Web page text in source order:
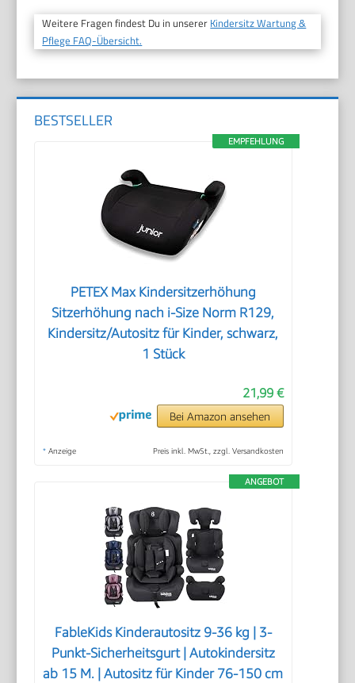
Weitere Fragen findest Du in unserer Kindersitz Wartung &
Pflege FAQ-Übersicht.
BESTSELLER
EMPFEHLUNG
PETEX Max Kindersitzerhöhung
Sitzerhöhung nach i-Size Norm R129,
Kindersitz/Autositz für Kinder, schwarz,
1 Stück
21,99 €
Bei Amazon ansehen
* Anzeige Preis inkl. MwSt., zzgl. Versandkosten
ANGEBOT
FableKids Kinderautositz 9-36 kg | 3-
Punkt-Sicherheitsgurt | Autokindersitz
ab 15 M. | Autositz für Kinder 76-150 cm